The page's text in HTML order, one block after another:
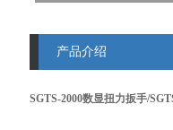
产品介绍
SGTS-2000数显扭力扳手/